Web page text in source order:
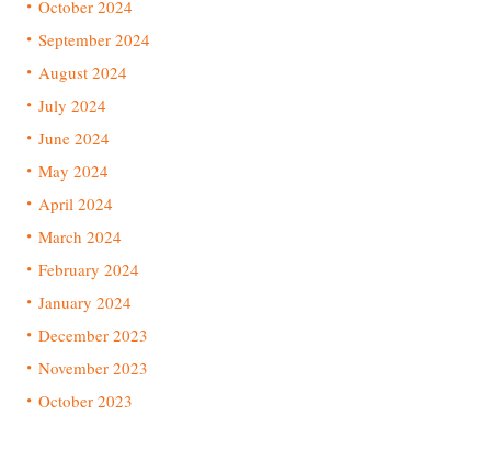
October 2024
September 2024
August 2024
July 2024
June 2024
May 2024
April 2024
March 2024
February 2024
January 2024
December 2023
November 2023
October 2023